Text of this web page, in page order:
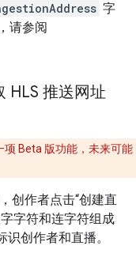
字
请参阅
HLS 推送网址
项 Beta 版功能，未来可能
创作者点击“创建直
字符和连字符组成
识创作者和直播。